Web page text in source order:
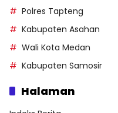
Polres Tapteng
Kabupaten Asahan
Wali Kota Medan
Kabupaten Samosir
Halaman